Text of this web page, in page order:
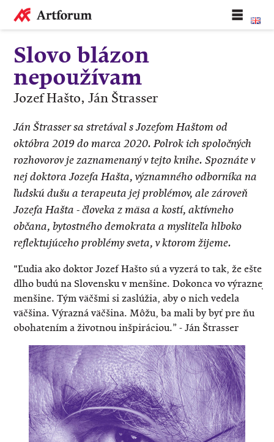
Slovo blázon
nepoužívam
Jozef Hašto, Ján Štrasser
Ján Štrasser sa stretával s Jozefom Haštom od
októbra 2019 do marca 2020. Polrok ich spoločných
rozhovorov je zaznamenaný v tejto knihe. Spoznáte v
nej doktora Jozefa Hašta, významného odborníka na
ľudskú dušu a terapeuta jej problémov, ale zároveň
Jozefa Hašta - človeka z mäsa a kostí, aktívneho
občana, bytostného demokrata a mysliteľa hlboko
reflektujúceho problémy sveta, v ktorom žijeme.
"Ľudia ako doktor Jozef Hašto sú a vyzerá to tak, že ešte
dlho budú na Slovensku v menšine. Dokonca vo výraznej
menšine. Tým väčšmi si zaslúžia, aby o nich vedela
väčšina. Výrazná väčšina. Môžu, ba mali by byť pre ňu
obohatením a životnou inšpiráciou.” - Ján Štrasser